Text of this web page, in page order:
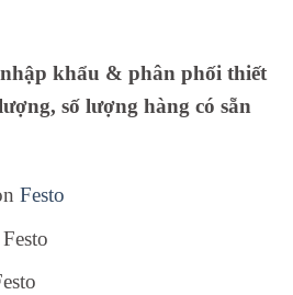
khẩu & phân phối thiết
số lượng hàng có sẵn
Festo